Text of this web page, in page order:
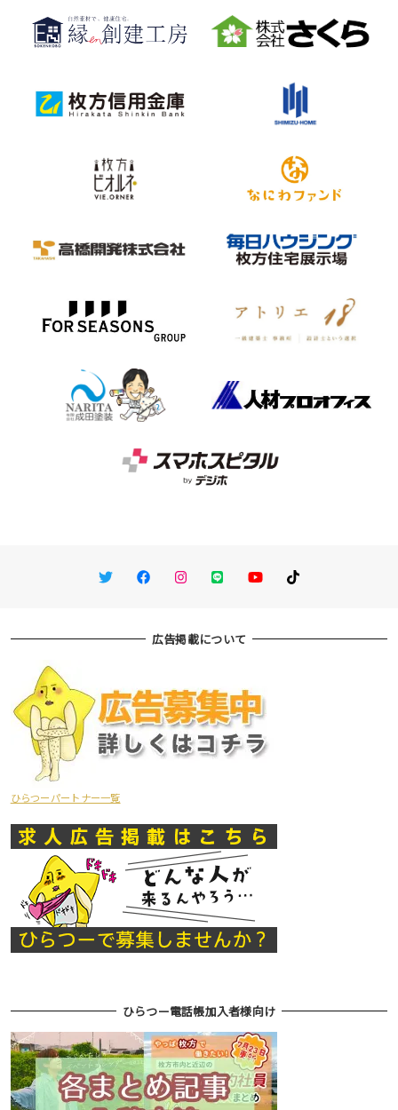
TwitterFacebookInstagram
LINE You TubeTikTok
広告掲載について
ひらつーパートナー一覧
ひらつー電話帳加入者様向け